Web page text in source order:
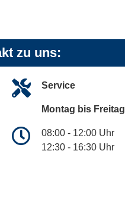
zu uns:
Service
Montag bis Freitag
08:00 - 12:00 Uhr
12:30 - 16:30 Uhr